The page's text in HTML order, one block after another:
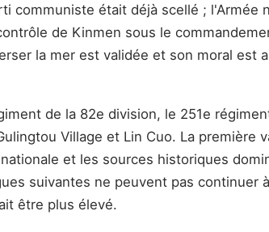
communiste était déjà scellé ;
de Kinmen sous le
la mer est validée et son moral
de la 82e division, le 251e
Village et Lin Cuo. La première
et les sources historiques
suivantes ne peuvent pas
être plus élevé.